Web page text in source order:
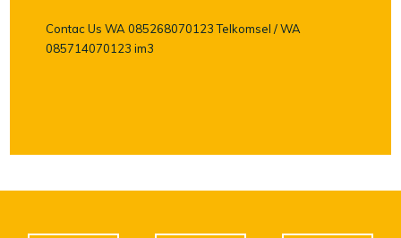
Contac Us WA 085268070123 Telkomsel / WA
085714070123 im3